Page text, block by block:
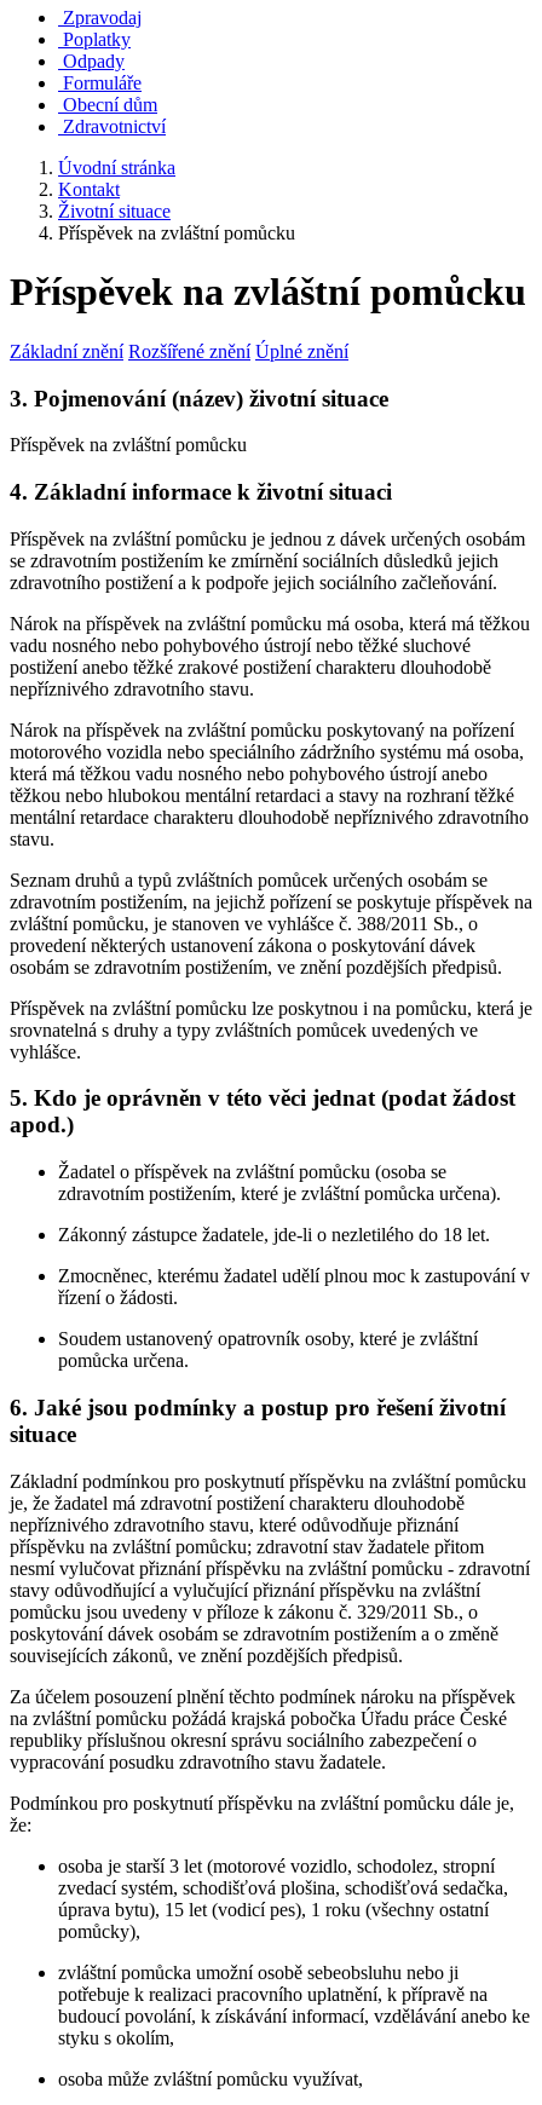
Zpravodaj
Poplatky
Odpady
Formuláře
Obecní dům
Zdravotnictví
Úvodní stránka
Kontakt
Životní situace
Příspěvek na zvláštní pomůcku
Příspěvek na zvláštní pomůcku
Základní znění Rozšířené znění Úplné znění
3. Pojmenování (název) životní situace
Příspěvek na zvláštní pomůcku
4. Základní informace k životní situaci
Příspěvek na zvláštní pomůcku je jednou z dávek určených osobám
se zdravotním postižením ke zmírnění sociálních důsledků jejich
zdravotního postižení a k podpoře jejich sociálního začleňování.
Nárok na příspěvek na zvláštní pomůcku má osoba, která má těžkou
vadu nosného nebo pohybového ústrojí nebo těžké sluchové
postižení anebo těžké zrakové postižení charakteru dlouhodobě
nepříznivého zdravotního stavu.
Nárok na příspěvek na zvláštní pomůcku poskytovaný na pořízení
motorového vozidla nebo speciálního zádržního systému má osoba,
která má těžkou vadu nosného nebo pohybového ústrojí anebo
těžkou nebo hlubokou mentální retardaci a stavy na rozhraní těžké
mentální retardace charakteru dlouhodobě nepříznivého zdravotního
stavu.
Seznam druhů a typů zvláštních pomůcek určených osobám se
zdravotním postižením, na jejichž pořízení se poskytuje příspěvek na
zvláštní pomůcku, je stanoven ve vyhlášce č. 388/2011 Sb., o
provedení některých ustanovení zákona o poskytování dávek
osobám se zdravotním postižením, ve znění pozdějších předpisů.
Příspěvek na zvláštní pomůcku lze poskytnou i na pomůcku, která je
srovnatelná s druhy a typy zvláštních pomůcek uvedených ve
vyhlášce.
5. Kdo je oprávněn v této věci jednat (podat žádost
apod.)
Žadatel o příspěvek na zvláštní pomůcku (osoba se
zdravotním postižením, které je zvláštní pomůcka určena).
Zákonný zástupce žadatele, jde-li o nezletilého do 18 let.
Zmocněnec, kterému žadatel udělí plnou moc k zastupování v
řízení o žádosti.
Soudem ustanovený opatrovník osoby, které je zvláštní
pomůcka určena.
6. Jaké jsou podmínky a postup pro řešení životní
situace
Základní podmínkou pro poskytnutí příspěvku na zvláštní pomůcku
je, že žadatel má zdravotní postižení charakteru dlouhodobě
nepříznivého zdravotního stavu, které odůvodňuje přiznání
příspěvku na zvláštní pomůcku; zdravotní stav žadatele přitom
nesmí vylučovat přiznání příspěvku na zvláštní pomůcku - zdravotní
stavy odůvodňující a vylučující přiznání příspěvku na zvláštní
pomůcku jsou uvedeny v příloze k zákonu č. 329/2011 Sb., o
poskytování dávek osobám se zdravotním postižením a o změně
souvisejících zákonů, ve znění pozdějších předpisů.
Za účelem posouzení plnění těchto podmínek nároku na příspěvek
na zvláštní pomůcku požádá krajská pobočka Úřadu práce České
republiky příslušnou okresní správu sociálního zabezpečení o
vypracování posudku zdravotního stavu žadatele.
Podmínkou pro poskytnutí příspěvku na zvláštní pomůcku dále je,
že:
osoba je starší 3 let (motorové vozidlo, schodolez, stropní
zvedací systém, schodišťová plošina, schodišťová sedačka,
úprava bytu), 15 let (vodicí pes), 1 roku (všechny ostatní
pomůcky),
zvláštní pomůcka umožní osobě sebeobsluhu nebo ji
potřebuje k realizaci pracovního uplatnění, k přípravě na
budoucí povolání, k získávání informací, vzdělávání anebo ke
styku s okolím,
osoba může zvláštní pomůcku využívat,